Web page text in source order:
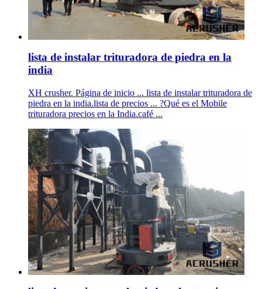
lista de instalar trituradora de piedra en la
india
XH crusher. Página de inicio ... lista de instalar trituradora de
piedra en la india.lista de precios ... ?Qué es el Mobile
trituradora precios en la India.café ...